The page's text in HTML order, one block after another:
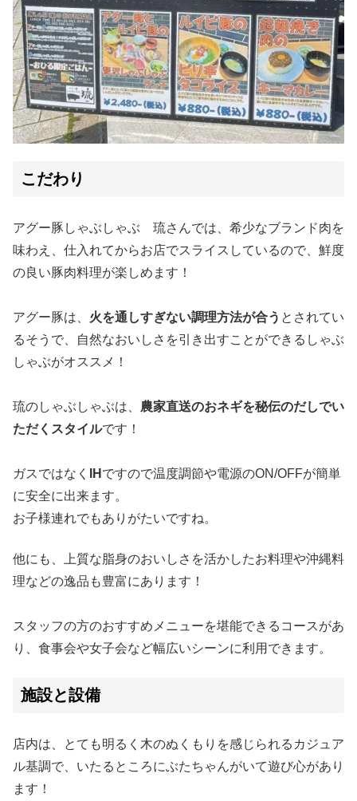
こだわり
アグー豚しゃぶしゃぶ 琉さんでは、希少なブランド肉を
味わえ、仕入れてからお店でスライスしているので、鮮度
の良い豚肉料理が楽しめます！
アグー豚は、 火を通しすぎない調理方法が合う とされてい
るそうで、自然なおいしさを引き出すことができるしゃぶ
しゃぶがオススメ！
琉のしゃぶしゃぶは、 農家直送のおネギを秘伝のだしでい
ただくスタイルです！
ガスではなく IH ですので温度調節や電源のON/OFFが簡単
に安全に出来ます。
お子様連れでもありがたいですね。
他にも、上質な脂身のおいしさを活かしたお料理や沖縄料
理などの逸品も豊富にあります！
スタッフの方のおすすめメニューを堪能できるコースがあ
り、食事会や女子会など幅広いシーンに利用できます。
施設と設備
店内は、とても明るく木のぬくもりを感じられるカジュア
ル基調で、いたるところにぶたちゃんがいて遊び心があり
ます！